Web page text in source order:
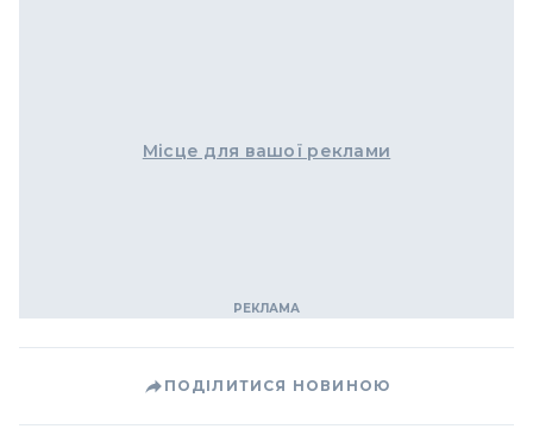
Місце для вашої реклами
ПОДІЛИТИСЯ НОВИНОЮ